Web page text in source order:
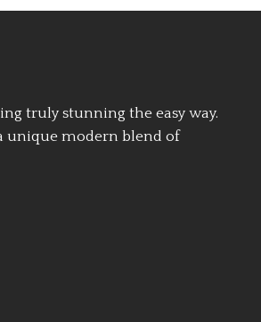
truly stunning the easy way.
unique modern blend of